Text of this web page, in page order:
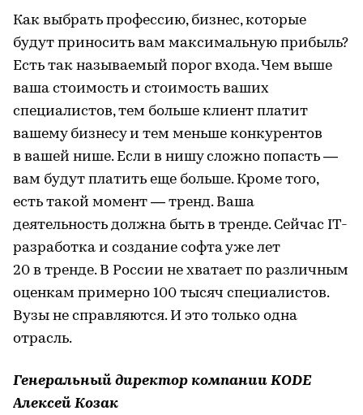
Как выбрать профессию, бизнес, которые
будут приносить вам максимальную прибыль?
Есть так называемый порог входа. Чем выше
ваша стоимость и стоимость ваших
специалистов, тем больше клиент платит
вашему бизнесу и тем меньше конкурентов
в вашей нише. Если в нишу сложно попасть —
вам будут платить еще больше. Кроме того,
есть такой момент — тренд. Ваша
деятельность должна быть в тренде. Сейчас IT-
разработка и создание софта уже лет
20 в тренде. В России не хватает по различным
оценкам примерно 100 тысяч специалистов.
Вузы не справляются. И это только одна
отрасль.
Генеральный директор компании KODE
Алексей Козак